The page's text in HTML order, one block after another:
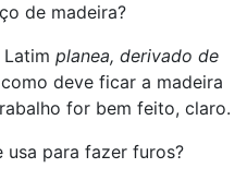
de madeira?
planea, derivado de
como deve ficar a madeira
for bem feito, claro.
usa para fazer furos?